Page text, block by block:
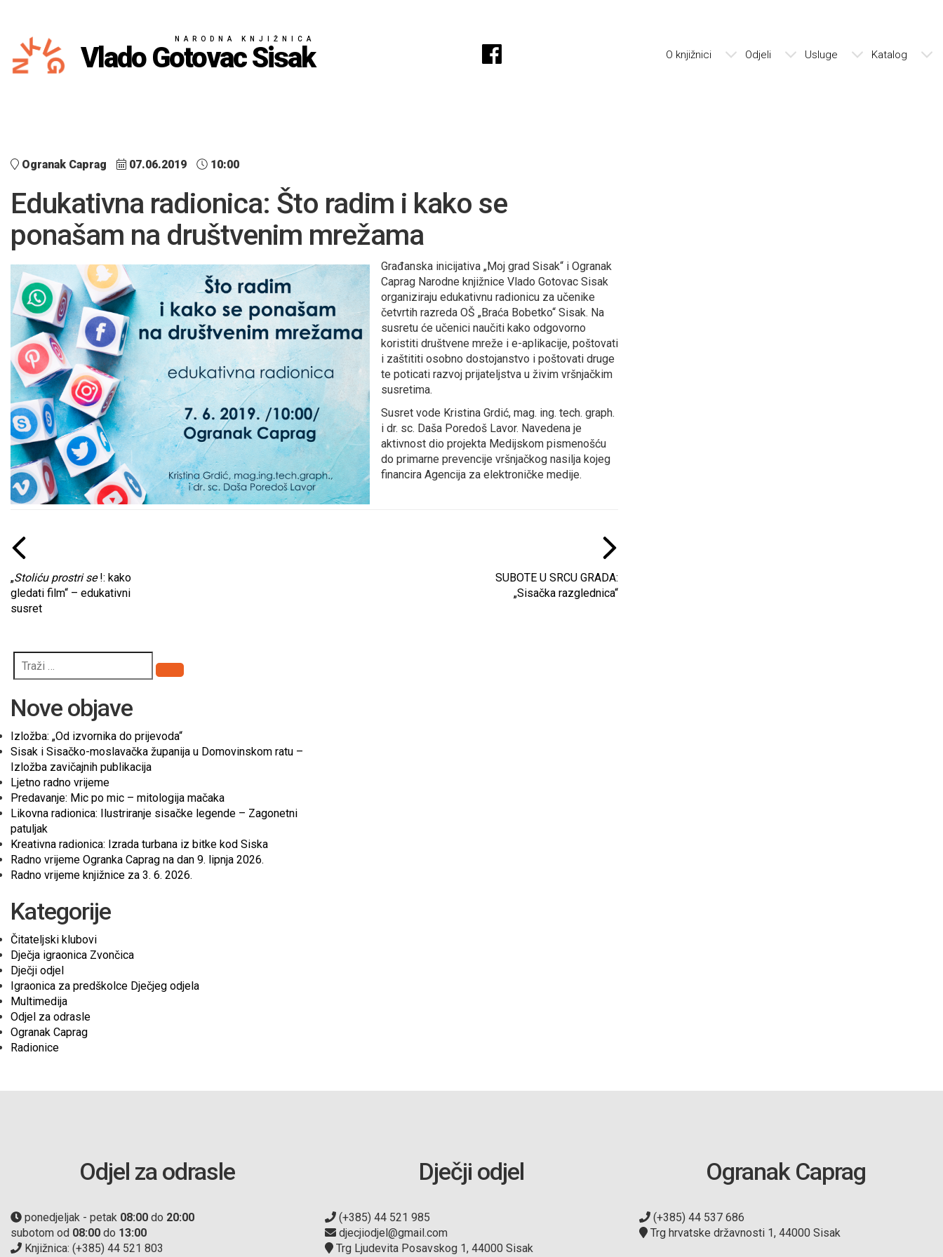
NARODNA KNJIŽNICA
Vlado Gotovac Sisak O knjižnici Odjeli Usluge Katalog
Ogranak Caprag 07.06.2019 10:00
Edukativna radionica: Što radim i kako se
ponašam na društvenim mrežama
Građanska inicijativa „Moj grad Sisak“ i Ogranak
Caprag Narodne knjižnice Vlado Gotovac Sisak
organiziraju edukativnu radionicu za učenike
četvrtih razreda OŠ „Braća Bobetko“ Sisak. Na
susretu će učenici naučiti kako odgovorno
koristiti društvene mreže i e-aplikacije, poštovati
i zaštititi osobno dostojanstvo i poštovati druge
te poticati razvoj prijateljstva u živim vršnjačkim
susretima.
Susret vode Kristina Grdić, mag. ing. tech. graph.
i dr. sc. Daša Poredoš Lavor. Navedena je
aktivnost dio projekta Medijskom pismenošću
do primarne prevencije vršnjačkog nasilja kojeg
financira Agencija za elektroničke medije.
„Stoliću prostri se!: kako
gledati film“ – edukativni
susret
SUBOTE U SRCU GRADA:
„Sisačka razglednica“
Pretraži
Nove objave
Izložba: „Od izvornika do prijevoda“
Sisak i Sisačko-moslavačka županija u Domovinskom ratu –
Izložba zavičajnih publikacija
Ljetno radno vrijeme
Predavanje: Mic po mic – mitologija mačaka
Likovna radionica: Ilustriranje sisačke legende – Zagonetni
patuljak
Kreativna radionica: Izrada turbana iz bitke kod Siska
Radno vrijeme Ogranka Caprag na dan 9. lipnja 2026.
Radno vrijeme knjižnice za 3. 6. 2026.
Kategorije
Čitateljski klubovi
Dječja igraonica Zvončica
Dječji odjel
Igraonica za predškolce Dječjeg odjela
Multimedija
Odjel za odrasle
Ogranak Caprag
Radionice
Odjel za odrasle
ponedjeljak - petak 08:00 do 20:00
subotom od 08:00 do 13:00
Knjižnica: (+385) 44 521 803
Dječji odjel
(+385) 44 521 985
djecjiodjel@gmail.com
Trg Ljudevita Posavskog 1, 44000 Sisak
Ogranak Caprag
(+385) 44 537 686
Trg hrvatske državnosti 1, 44000 Sisak